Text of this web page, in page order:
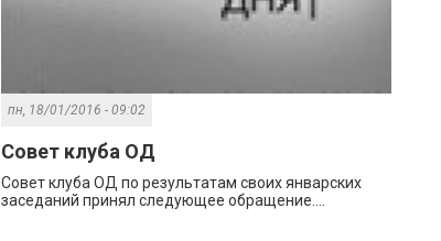
пн, 18/01/2016 - 09:02
Совет клуба ОД
Совет клуба ОД по результатам своих январских
заседаний принял следующее обращение....